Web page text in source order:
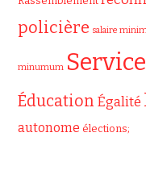
policière salaire
minumum
Éducation Égalité
autonome élections;